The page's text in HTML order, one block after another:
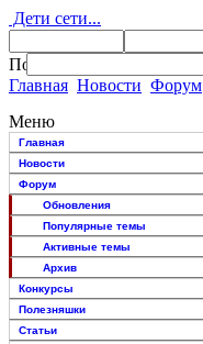
Дети сети...
Главная Новости Форум
Меню
Главная
Новости
Форум
Обновления
Популярные темы
Активные темы
Архив
Конкурсы
Полезняшки
Статьи